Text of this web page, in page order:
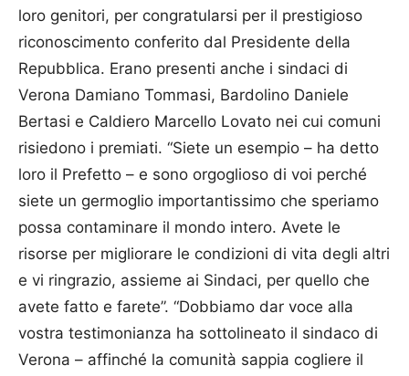
loro genitori, per congratularsi per il prestigioso
riconoscimento conferito dal Presidente della
Repubblica. Erano presenti anche i sindaci di
Verona Damiano Tommasi, Bardolino Daniele
Bertasi e Caldiero Marcello Lovato nei cui comuni
risiedono i premiati. “Siete un esempio – ha detto
loro il Prefetto – e sono orgoglioso di voi perché
siete un germoglio importantissimo che speriamo
possa contaminare il mondo intero. Avete le
risorse per migliorare le condizioni di vita degli altri
e vi ringrazio, assieme ai Sindaci, per quello che
avete fatto e farete”. “Dobbiamo dar voce alla
vostra testimonianza ha sottolineato il sindaco di
Verona – affinché la comunità sappia cogliere il